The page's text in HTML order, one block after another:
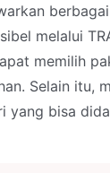
melalui
memilih
Selain itu,
yang bisa